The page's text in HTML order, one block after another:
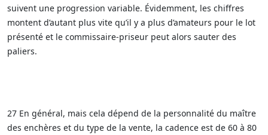
suivent une progression variable. Évidemment, les chiffres
montent d’autant plus vite qu’il y a plus d’amateurs pour le lot
présenté et le commissaire-priseur peut alors sauter des
paliers.
27 En général, mais cela dépend de la personnalité du maître
des enchères et du type de la vente, la cadence est de 60 à 80